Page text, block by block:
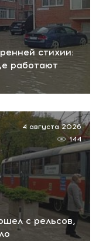
стихии:
работают
с рельсов,
4 августа 2026
144